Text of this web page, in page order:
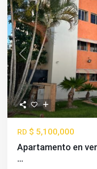
Previous
RD $ 5,100,000
Apartamento en
...